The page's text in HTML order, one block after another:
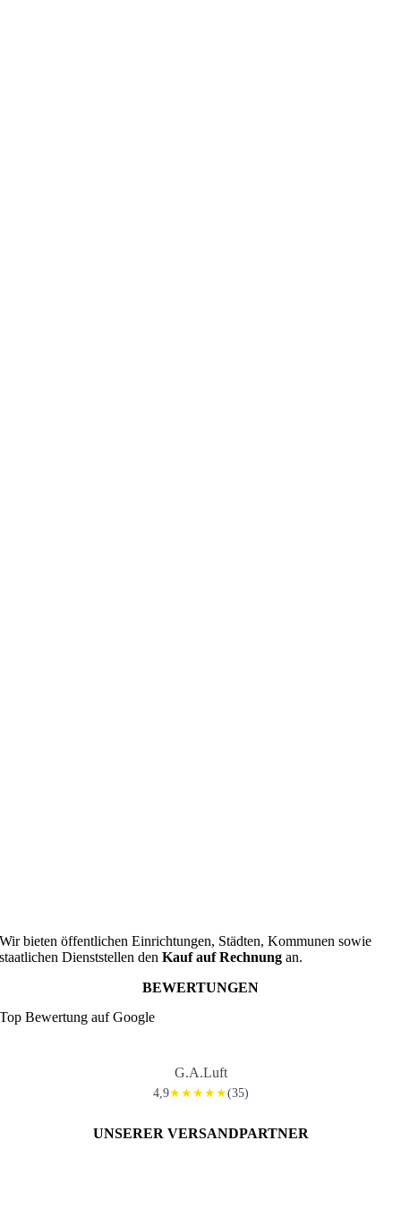
Wir bieten öffentlichen Einrichtungen, Städten, Kommunen sowie
staatlichen Dienststellen denKauf auf Rechnung an.
BEWERTUNGEN
Top Bewertung auf Google
G.A.Luft
4,9★★★★★(35)
UNSERER VERSANDPARTNER